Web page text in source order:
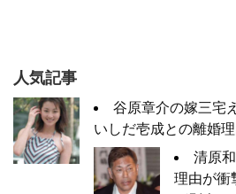
人気記事
谷原章介の嫁三宅
いしだ壱成との離婚理
清原
理由が衝